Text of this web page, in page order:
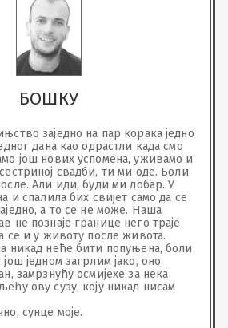
БОШКУ
заједно на пар корака једно
дана као одрастли када смо
још нових успомена, уживамо и
свадби, ти ми оде. Боли
Али иди, буди ми добар. У
и спалила бих свијет само да се
а то се не може. Наша
не познаје границе него траје
се и у животу после живота.
никад неће бити попуњена, боли
једном загрлим јако, оно
замрзнућу осмијехе за нека
ову сузу, коју никад нисам
сунце моје.